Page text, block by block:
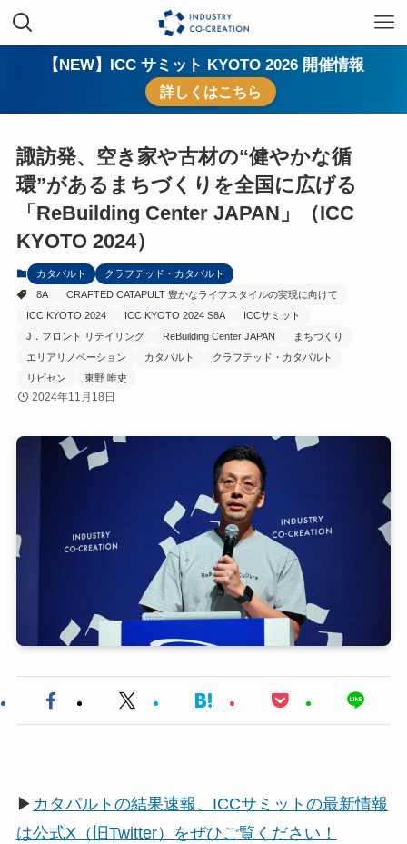
【NEW】ICC サミット KYOTO 2026 開催情報
詳しくはこちら
諏訪発、空き家や古材の“健やかな循
環”があるまちづくりを全国に広げる
「ReBuilding Center JAPAN」（ICC
KYOTO 2024）
カタパルト
クラフテッド・カタパルト
8A
CRAFTED CATAPULT 豊かなライフスタイルの実現に向けて
ICC KYOTO 2024
ICC KYOTO 2024 S8A
ICCサミット
J．フロント リテイリング
ReBuilding Center JAPAN
まちづくり
エリアリノベーション
カタパルト
クラフテッド・カタパルト
リビセン
東野 唯史
2024年11月18日
▶ カタパルトの結果速報、ICCサミットの最新情報
は公式X（旧Twitter）をぜひご覧ください！